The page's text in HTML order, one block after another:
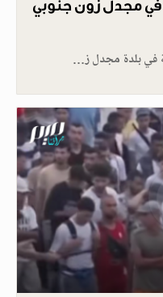
في مجدل زون جنوبي
في بلدة مجدل ز…